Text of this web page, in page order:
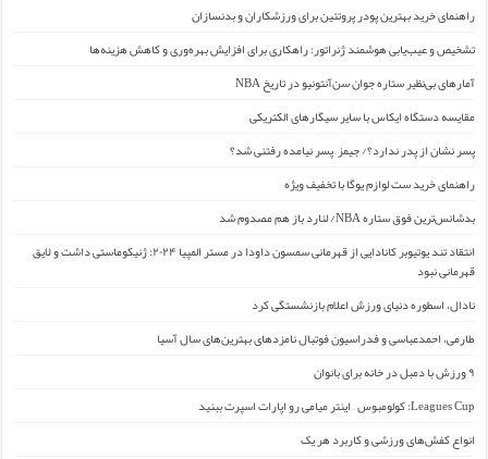
راهنمای خرید بهترین پودر پروتئین برای ورزشکاران و بدنسازان
تشخیص و عیب‌یابی هوشمند ژنراتور: راهکاری برای افزایش بهره‌وری و کاهش هزینه‌ها
آمارهای بی‌نظیر ستاره جوان سن‌آنتونیو در تاریخ NBA
مقایسه دستگاه ایکاس با سایر سیگارهای الکتریکی
پسر نشان از پدر ندارد؟/ جیمز ِ پسر نیامده رفتنی شد؟
راهنمای خرید ست لوازم یوگا با تخفیف ویژه
بدشانس‌ترین فوق ستاره NBA/ لنارد باز هم مصدوم شد
انتقاد تند یوتیوبر کانادایی از قهرمانی سمسون داودا در مستر المپیا ۲۰۲۴: ژنیکوماستی داشت و لایق
قهرمانی نبود
نادال، اسطوره دنیای ورزش اعلام بازنشستگی کرد
طارمی، احمدعباسی و فدراسیون فوتبال نامزدهای بهترین‌های سال آسیا
۹ ورزش با دمبل در خانه برای بانوان
Leagues Cup: کولومبوس – اینتر میامی رو اپارات اسپرت ببنید
انواع کفش‌های ورزشی و کاربرد هر یک